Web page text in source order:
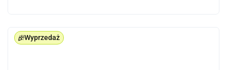
Wyprzedaż